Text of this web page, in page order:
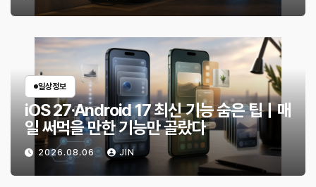
일상정보
iOS 27·Android 17 최신 기능 숨은 팁｜매
일 써먹을 만한 기능만 골랐다
2026.08.06 JIN